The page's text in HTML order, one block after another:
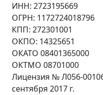
ИНН: 2723195669
ОГРН: 1172724018796
КПП: 272301001
ОКПО: 14325651
ОКАТО 08401365000
ОКТМО 08701000
Лицензия № Л056-
сентября 2017 г.